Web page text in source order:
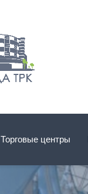
Торговые центры